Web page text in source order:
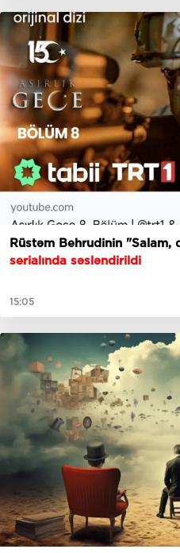
Rüstəm Behrudinin "Salam,
serialında səsləndirildi
15:05